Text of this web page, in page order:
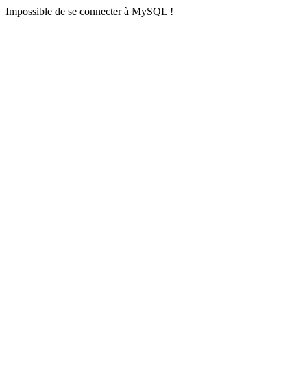
Impossible de se connecter à MySQL !